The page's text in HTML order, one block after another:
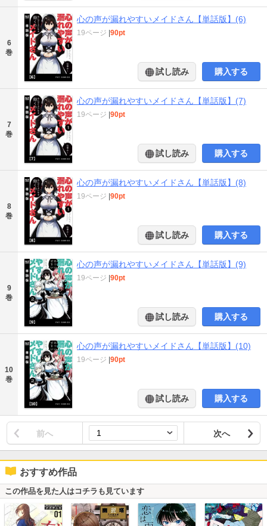
6
巻
心の声が漏れやすいメイドさん【単話版】(6)
19ページ |90pt
試し読み 購入する
7
巻
心の声が漏れやすいメイドさん【単話版】(7)
19ページ |90pt
試し読み 購入する
8
巻
心の声が漏れやすいメイドさん【単話版】(8)
19ページ |90pt
試し読み 購入する
9
巻
心の声が漏れやすいメイドさん【単話版】(9)
19ページ |90pt
試し読み 購入する
10
巻
心の声が漏れやすいメイドさん【単話版】(10)
19ページ |90pt
試し読み 購入する
前へ 次へ
おすすめ作品
この作品を見た人はコチラも見ています